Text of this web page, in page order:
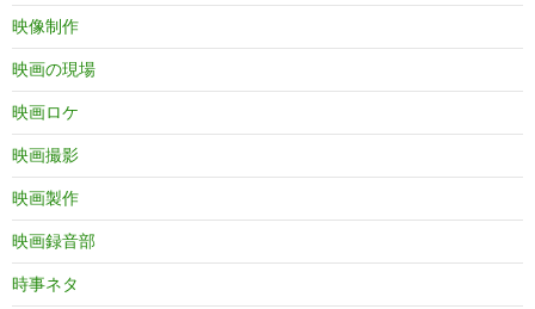
映像制作
映画の現場
映画ロケ
映画撮影
映画製作
映画録音部
時事ネタ